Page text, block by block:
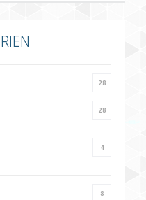
28
28
4
8